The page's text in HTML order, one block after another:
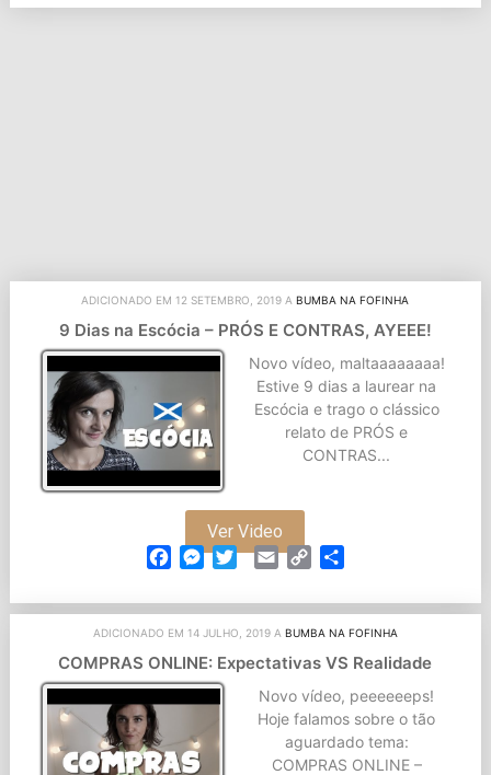
ADICIONADO EM 12 SETEMBRO, 2019 A BUMBA NA FOFINHA
9 Dias na Escócia – PRÓS E CONTRAS, AYEEE!
Novo vídeo, maltaaaaaaaa!
Estive 9 dias a laurear na
Escócia e trago o clássico
relato de PRÓS e
CONTRAS...
Ver Video
Facebook
Messenger
TwitterEmail Copy
ADICIONADO EM 14 JULHO, 2019 A BUMBA NA FOFINHA
COMPRAS ONLINE: Expectativas VS Realidade
Novo vídeo, peeeeeeps!
Hoje falamos sobre o tão
aguardado tema:
COMPRAS ONLINE –